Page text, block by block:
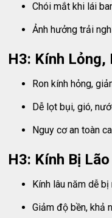
Chói mắt khi lái
Ảnh hưởng trải
H3: Kính Lỏng,
Ron kính hỏng,
Dễ lọt bụi, gió,
Nguy cơ an toàn
H3: Kính Bị
Kính lâu năm dễ
Giảm độ bền, khả